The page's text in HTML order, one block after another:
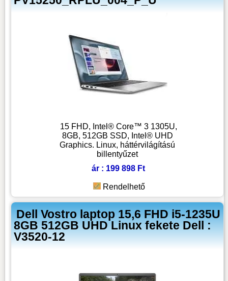
15 FHD, Intel® Core™ 3 1305U,
8GB, 512GB SSD, Intel® UHD
Graphics. Linux, háttérvilágítású
billentyűzet
ár : 199 898 Ft
Rendelhető
Dell Vostro laptop 15,6 FHD i5-1235U
8GB 512GB UHD Linux fekete Dell :
V3520-12